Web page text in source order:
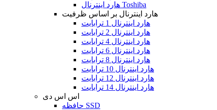
هارد اینترنال Toshiba
هارد اینترنال بر اساس ظرفیت
هارد اینترنال 1 ترابایت
هارد اینترنال 2 ترابایت
هارد اینترنال 4 ترابایت
هارد اینترنال 6 ترابایت
هارد اینترنال 8 ترابایت
هارد اینترنال 10 ترابایت
هارد اینترنال 12 ترابایت
هارد اینترنال 14 ترابایت
اس اس دی
حافظه SSD